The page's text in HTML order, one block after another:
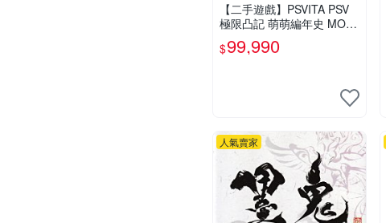
【二手遊戲】PSVITA PSV
極限凸記 萌萌編年史 MOE
CHRONICLE 中文版【台中
恐龍電玩】
$99,990
人氣賣家